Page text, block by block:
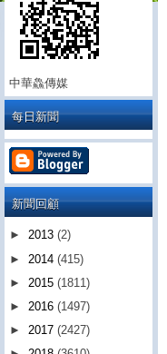
中華鱻傳媒
每日新聞
新聞回顧
► 2013 (2)
► 2014 (415)
► 2015 (1811)
► 2016 (1497)
► 2017 (2427)